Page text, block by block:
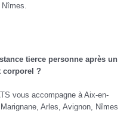
tierce personne après un
corporel ?
vous accompagne à Aix-en-
Arles, Avignon, Nîmes